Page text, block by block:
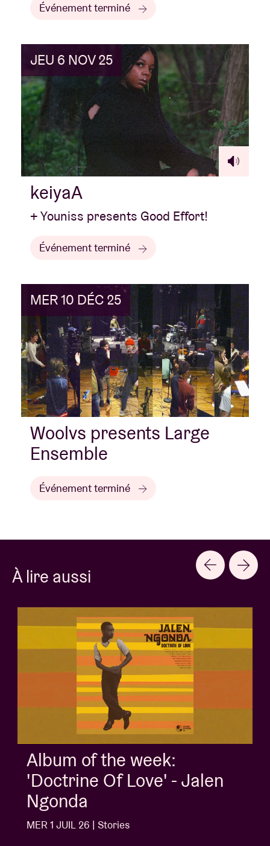
Événement terminé
JEU 6 NOV 25
keiyaA
+ Youniss presents Good Effort!
Événement terminé
MER 10 DÉC 25
Woolvs presents Large
Ensemble
Événement terminé
À lire aussi
Album of the week:
'Doctrine Of Love' - Jalen
Ngonda
MER 1 JUIL 26 | Stories